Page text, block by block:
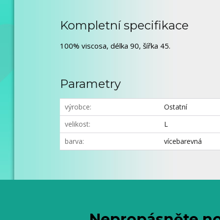
Kompletní specifikace
100% viscosa, délka 90, šířka 45.
Parametry
výrobce
Ostatní
velikost
L
barva
vícebarevná